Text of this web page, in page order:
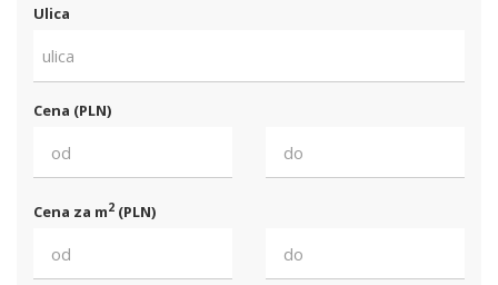
Ulica
ulica
Cena (PLN)
Cena za m2 (PLN)